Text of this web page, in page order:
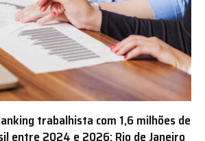
trabalhista com 1,6 milhões de
entre 2024 e 2026; Rio de Janeiro